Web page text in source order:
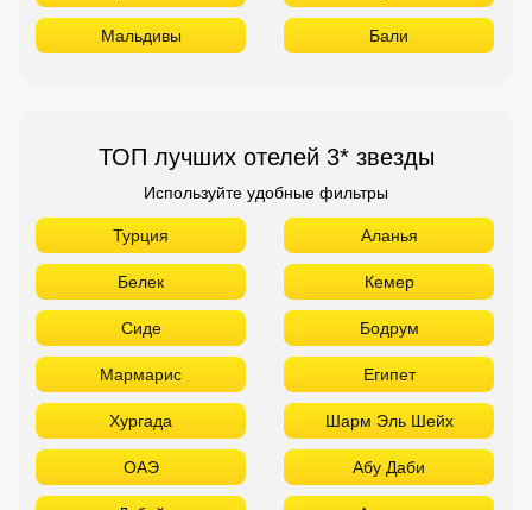
Мальдивы Бали
ТОП лучших отелей 3* звезды
Используйте удобные фильтры
Турция Аланья
Белек Кемер
Сиде Бодрум
Мармарис Египет
Хургада Шарм Эль Шейх
ОАЭ Абу Даби